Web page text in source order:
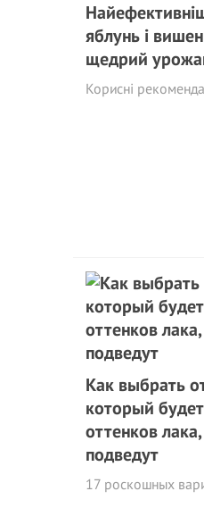
яблунь і
щедрий
Корисні
Как выбрать
который
оттенков
подведут
17 роскошных